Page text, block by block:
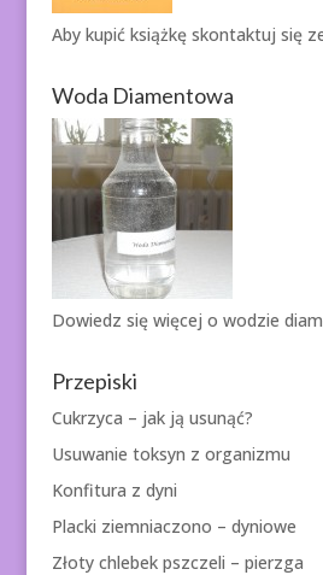
Aby kupić książkę skontaktuj się
Woda Diamentowa
Dowiedz się więcej o wodzie
Przepiski
Cukrzyca – jak ją usunąć?
Usuwanie toksyn z organizmu
Konfitura z dyni
Placki ziemniaczono – dyniowe
Złoty chlebek pszczeli – pierzga